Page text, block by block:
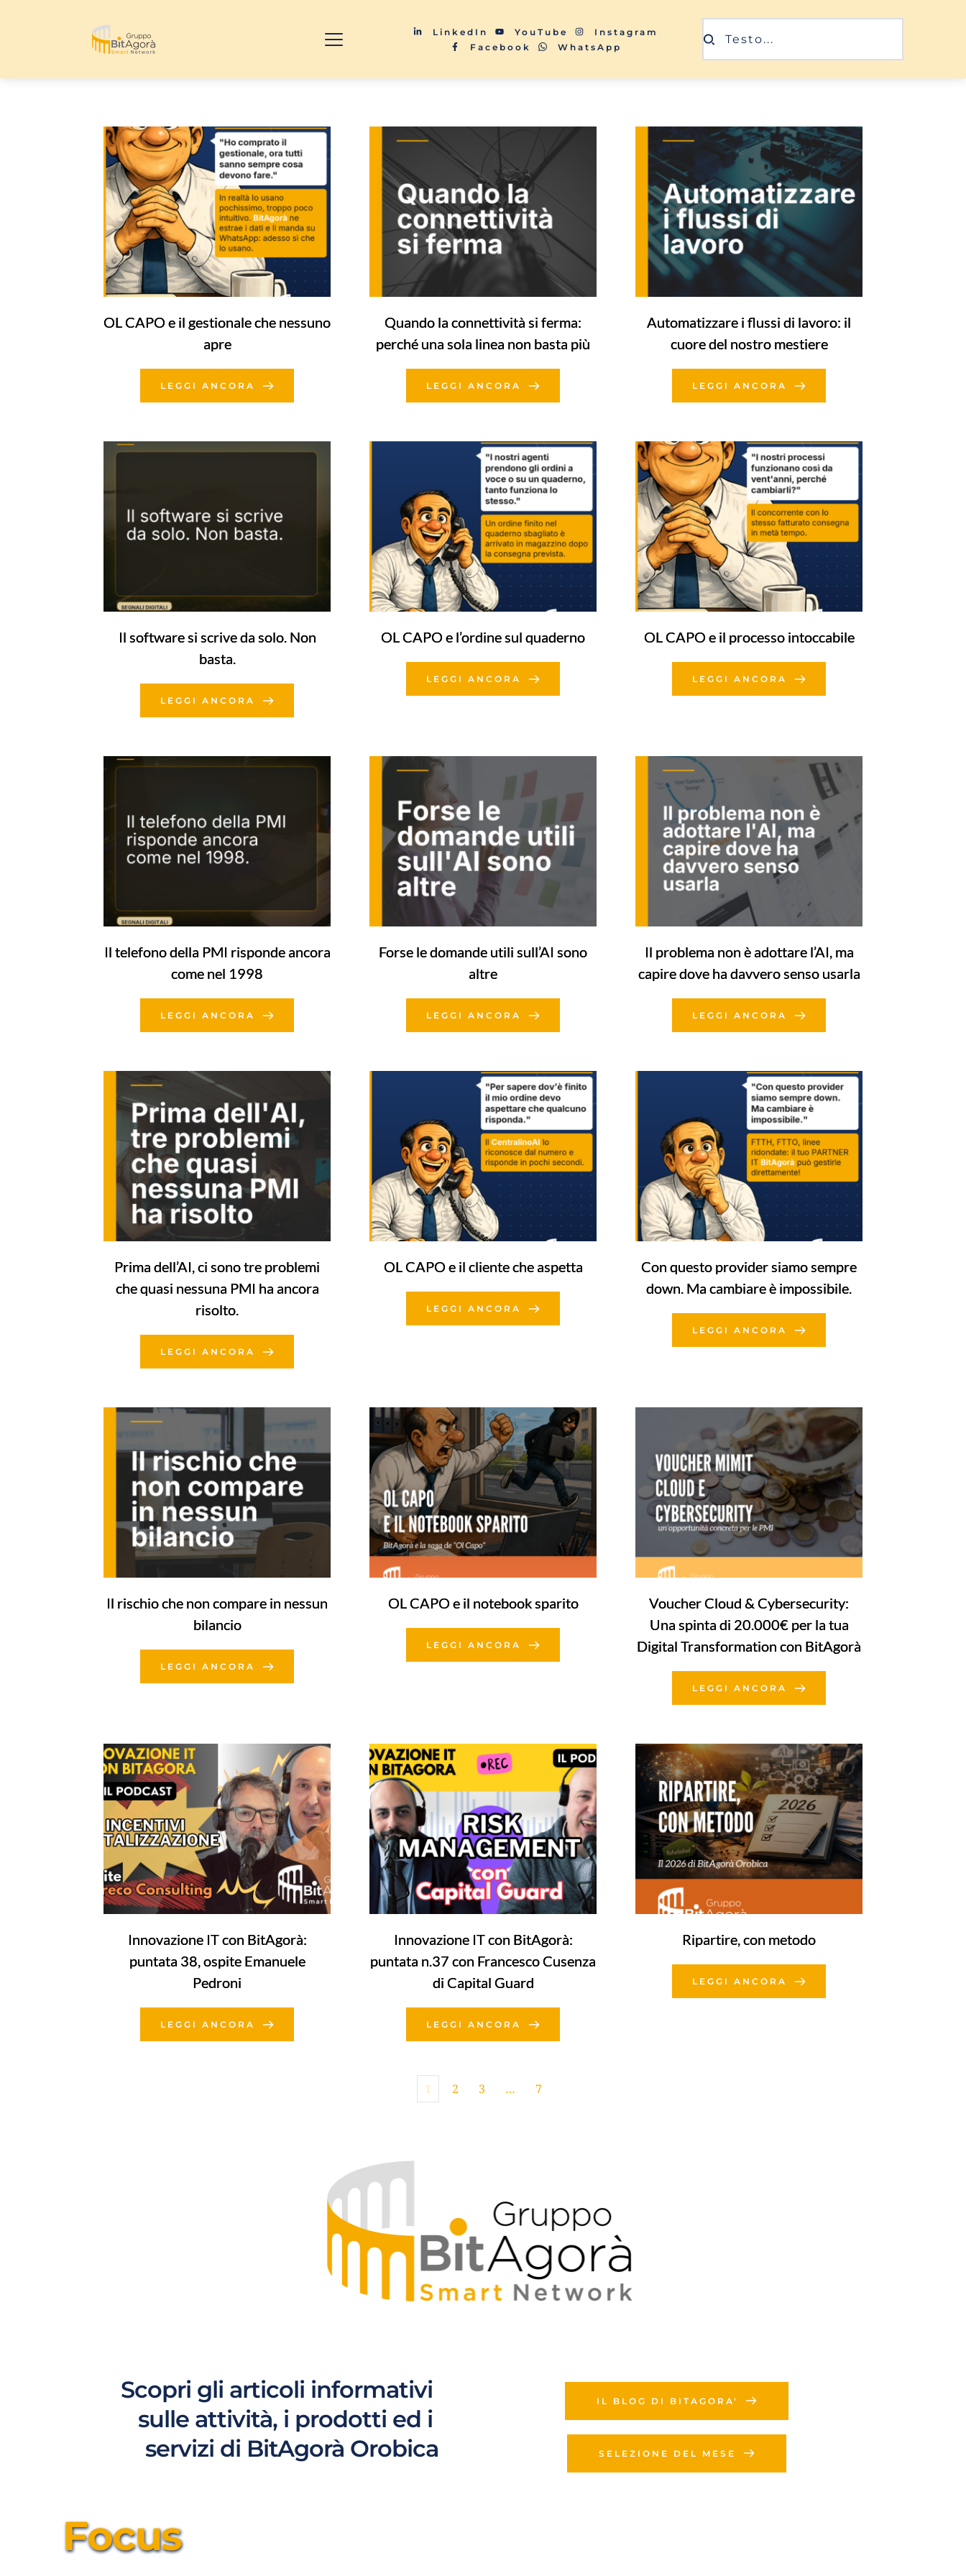
LinkedIn YouTube
Instagram
Facebook
WhatsApp Testo...
OL CAPO e il gestionale che nessuno
apre
LEGGI ANCORA
Quando la connettività si ferma:
perché una sola linea non basta più
LEGGI ANCORA
Automatizzare i flussi di lavoro: il
cuore del nostro mestiere
LEGGI ANCORA
Il software si scrive da solo. Non
basta.
LEGGI ANCORA
OL CAPO e l’ordine sul quaderno
LEGGI ANCORA
OL CAPO e il processo intoccabile
LEGGI ANCORA
Il telefono della PMI risponde ancora
come nel 1998
LEGGI ANCORA
Forse le domande utili sull’AI sono
altre
LEGGI ANCORA
Il problema non è adottare l’AI, ma
capire dove ha davvero senso usarla
LEGGI ANCORA
Prima dell’AI, ci sono tre problemi
che quasi nessuna PMI ha ancora
risolto.
LEGGI ANCORA
OL CAPO e il cliente che aspetta
LEGGI ANCORA
Con questo provider siamo sempre
down. Ma cambiare è impossibile.
LEGGI ANCORA
Il rischio che non compare in nessun
bilancio
LEGGI ANCORA
OL CAPO e il notebook sparito
LEGGI ANCORA
Voucher Cloud & Cybersecurity:
Una spinta di 20.000€ per la tua
Digital Transformation con BitAgorà
LEGGI ANCORA
Innovazione IT con BitAgorà:
puntata 38, ospite Emanuele
Pedroni
LEGGI ANCORA
Innovazione IT con BitAgorà:
puntata n.37 con Francesco Cusenza
di Capital Guard
LEGGI ANCORA
Ripartire, con metodo
LEGGI ANCORA
1 2 3 … 7
Scopri gli articoli informativi
sulle attività, i prodotti ed i
servizi di BitAgorà Orobica
IL BLOG DI BITAGORA'
SELEZIONE DEL MESE
Focus